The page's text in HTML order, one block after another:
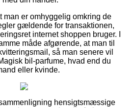
man er omhyggelig omkring de
gældende for transaktionen,
internet shoppen bruger. I
måde afgørende, at man til
så man senere vil
bil-parfume, hvad end du
eller kvinde.
hensigtsmæssige